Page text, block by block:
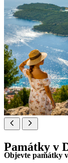
Památky v
Objevte památky